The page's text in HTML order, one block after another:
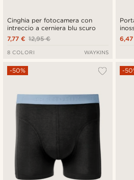
Cinghia per fotocamera con
intreccio a cerniera blu scuro
12,95 €
7,77 €
8 COLORI WAYKINS
-50% -